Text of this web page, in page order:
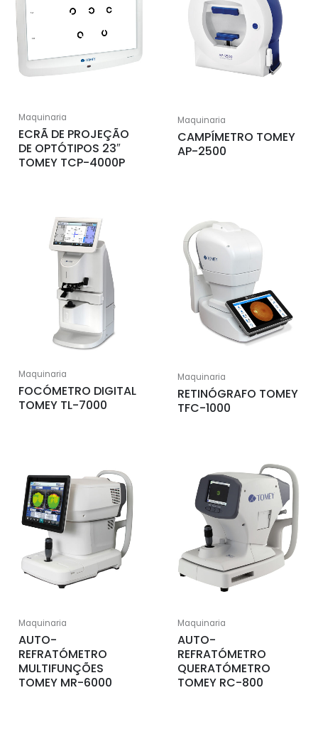
Maquinaria
ECRÃ DE PROJEÇÃO
DE OPTÓTIPOS 23″
TOMEY TCP-4000P
Maquinaria
CAMPÍMETRO TOMEY
AP-2500
Maquinaria
FOCÓMETRO DIGITAL
TOMEY TL-7000
Maquinaria
RETINÓGRAFO TOMEY
TFC-1000
Maquinaria
AUTO-
REFRATÓMETRO
MULTIFUNÇÕES
TOMEY MR-6000
Maquinaria
AUTO-
REFRATÓMETRO
QUERATÓMETRO
TOMEY RC-800